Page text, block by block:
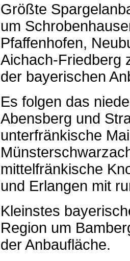
Größte
um
Pfaffenhofen,
Aichach-Friedberg
der bayerischen
Es folgen das
Abensberg und
unterfränkische
mittelfränkische
und Erlangen mit
Kleinstes
Region um
der Anbaufläche.